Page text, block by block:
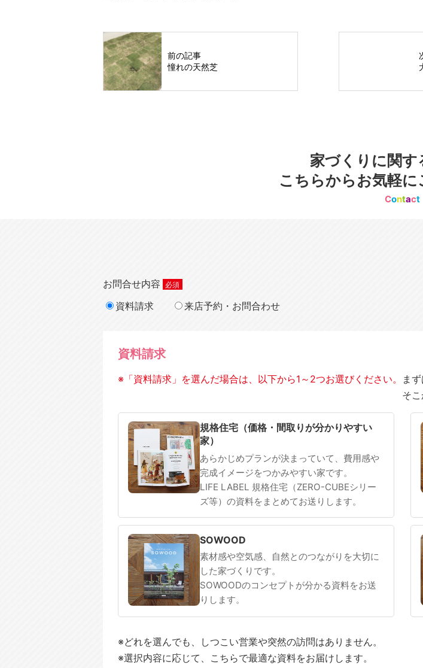
前の記事
憧れの天然芝
家づくりに関す
こちらからお気軽
Contact
お問合せ内容
資料請求
来店予約・お問合わせ
資料請求
※「資料請求」を選んだ場合は、以下から1～2つお選びください。
ま
そ
規格住宅
まだ何も決まって
規格住宅（価格・間取りが分かりやすい
家）
あらかじめプランが決まっていて、費用感や
完成イメージをつかみやすい家です。
LIFE LABEL 規格住宅（ZERO-CUBEシリー
ズ等）の資料をまとめてお送りします。
SOWOOD
素材感や空気感、自然とのつながりを大切に
した家づくりです。
SOWOODのコンセプトが分かる資料をお送
りします。
※どれを選んでも、しつこい営業や突然の訪問はありません。
※選択内容に応じて、こちらで最適な資料をお届けします。